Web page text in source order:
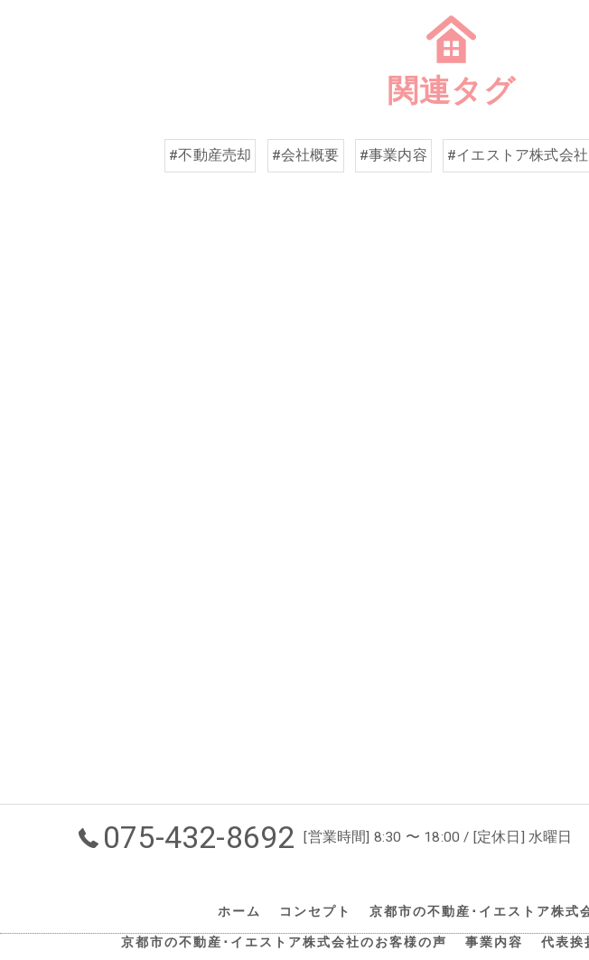
関連タグ
#不動産売却 #会社概要 #事業内容 #イエストア株式会社
075-432-8692 [営業時間] 8:30 〜 18:00 / [定休日] 水曜日
ホーム コンセプト 京都市の不動産･イエストア株式
京都市の不動産･イエストア株式会社のお客様の声 事業内容 代表挨